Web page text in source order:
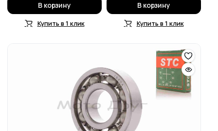
В корзину
Купить в 1 клик
В корзину
Купить в 1 клик